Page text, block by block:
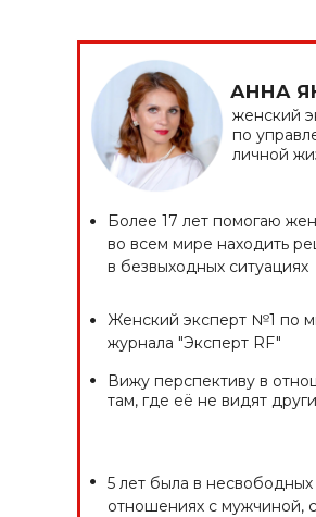
Более 17 лет помогаю
во всем мире находить
в безвыходных ситуациях
•
•
Женский эксперт №1 по
журнала "Эксперт RF"
5 лет была в несвободных
отношениях с мужчиной,
Вижу перспективу в
там, где её не видят
АННА
женский
по
личной
•
•